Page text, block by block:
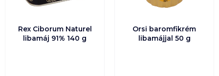
növekvő
Rex Ciborum Naturel
libamáj 91% 140 g
Orsi baromfikrém
libamájjal 50 g